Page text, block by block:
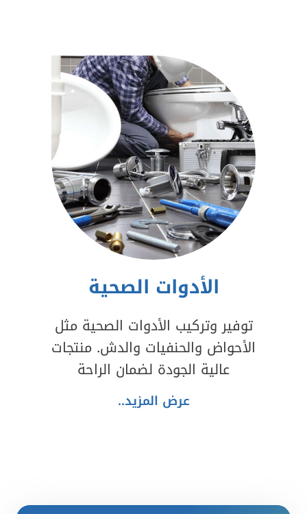
الأدوات الصحية
توفير وتركيب الأدوات الصحية مثل
الأحواض والحنفيات والدش. منتجات
عالية الجودة لضمان الراحة
عرض المزيد..